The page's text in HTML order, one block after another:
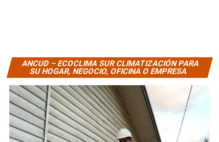
ANCUD – ECOCLIMA SUR CLIMATIZACIÓN PARA
SU HOGAR, NEGOCIO, OFICINA O EMPRESA